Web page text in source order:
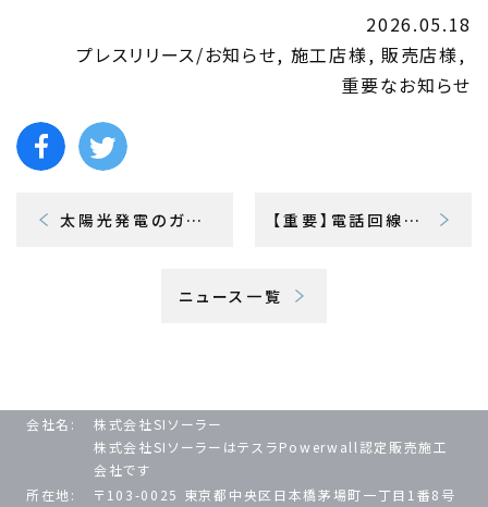
2026.05.18
プレスリリース/お知らせ 施工店様 販売店様
重要なお知らせ
太陽光発電のガイドブックを公開 【重要】電話回線障害の復旧のお知らせ
ニュース一覧
会社名:
株式会社SIソーラー
株式会社SIソーラーはテスラPowerwall認定販売施工
会社です
所在地:
〒103-0025 東京都中央区日本橋茅場町一丁目1番8号